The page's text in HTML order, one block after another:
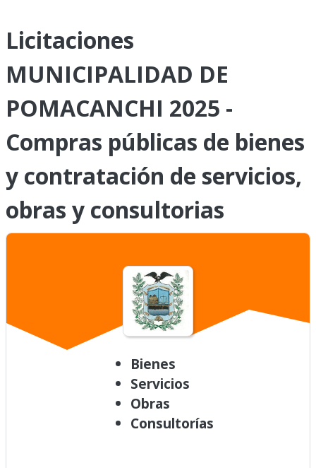
Licitaciones
MUNICIPALIDAD DE
POMACANCHI 2025 -
Compras públicas de bienes
y contratación de servicios,
obras y consultorias
Bienes
Servicios
Obras
Consultorías